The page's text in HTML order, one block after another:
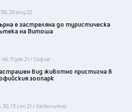
29 яну 22
е застреляна до туристическа
на Витоша
11 дек 21 / София
вид животно пристигна в
зоопарк
13 сеп 21 / Любопитно